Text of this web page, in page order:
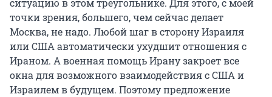
ситуацию в этом треугольнике. Для этого, с моей
точки зрения, большего, чем сейчас делает
Москва, не надо. Любой шаг в сторону Израиля
или США автоматически ухудшит отношения с
Ираном. А военная помощь Ирану закроет все
окна для возможного взаимодействия с США и
Израилем в будущем. Поэтому предложение